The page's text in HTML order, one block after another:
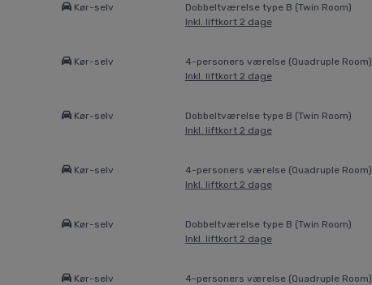
Kør-selv
Dobbeltværelse type B (Twin Room)
Inkl. liftkort 2 dage
Kør-selv
4-personers værelse (Quadruple Room)
Inkl. liftkort 2 dage
Kør-selv
Dobbeltværelse type B (Twin Room)
Inkl. liftkort 2 dage
Kør-selv
4-personers værelse (Quadruple Room)
Inkl. liftkort 2 dage
Kør-selv
Dobbeltværelse type B (Twin Room)
Inkl. liftkort 2 dage
Kør-selv
4-personers værelse (Quadruple Room)